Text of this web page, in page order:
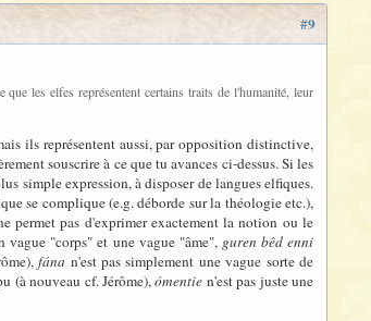
#9
les elfes représentent certains traits de l'humanité, leur
ils représentent aussi, par opposition distinctive,
souscrire à ce que tu avances ci-dessus. Si les
simple expression, à disposer de langues elfiques.
se complique (e.g. déborde sur la théologie etc.),
permet pas d'exprimer exactement la notion ou le
vague "corps" et une vague "âme", guren bêd enni
fána n'est pas simplement une vague sorte de
(à nouveau cf. Jérôme),ómentie n'est pas juste une